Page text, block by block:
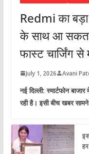
Redmi का
के साथ आ
फास्ट चार्जिंग
July 1, 2026 Avani
नई दिल्ली: स्मार्टफोन
रही है। इसी बीच खबर सामने